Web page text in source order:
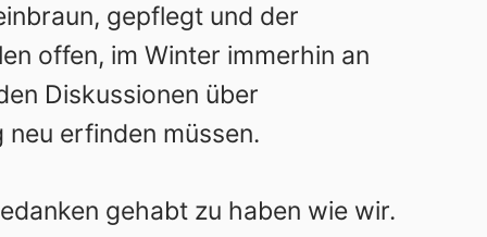
gepflegt und der
offen, im Winter immerhin an
Diskussionen über
erfinden müssen.
gehabt zu haben wie wir.